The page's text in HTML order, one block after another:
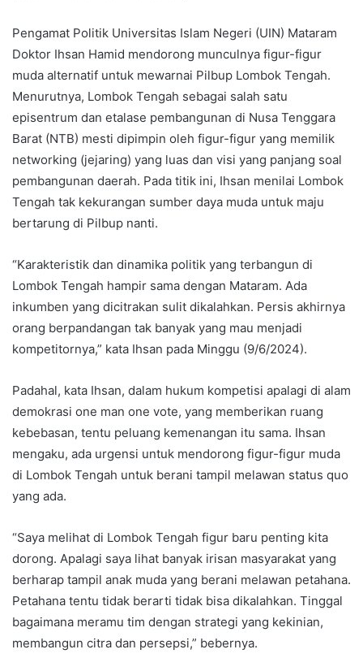
Pengamat Politik Universitas Islam Negeri (UIN) Mataram
Doktor Ihsan Hamid mendorong munculnya figur-figur
muda alternatif untuk mewarnai Pilbup Lombok Tengah.
Menurutnya, Lombok Tengah sebagai salah satu
episentrum dan etalase pembangunan di Nusa Tenggara
Barat (NTB) mesti dipimpin oleh figur-figur yang memilik
networking (jejaring) yang luas dan visi yang panjang soal
pembangunan daerah. Pada titik ini, Ihsan menilai Lombok
Tengah tak kekurangan sumber daya muda untuk maju
bertarung di Pilbup nanti.
“Karakteristik dan dinamika politik yang terbangun di
Lombok Tengah hampir sama dengan Mataram. Ada
inkumben yang dicitrakan sulit dikalahkan. Persis akhirnya
orang berpandangan tak banyak yang mau menjadi
kompetitornya,” kata Ihsan pada Minggu (9/6/2024).
Padahal, kata Ihsan, dalam hukum kompetisi apalagi di alam
demokrasi one man one vote, yang memberikan ruang
kebebasan, tentu peluang kemenangan itu sama. Ihsan
mengaku, ada urgensi untuk mendorong figur-figur muda
di Lombok Tengah untuk berani tampil melawan status quo
yang ada.
“Saya melihat di Lombok Tengah figur baru penting kita
dorong. Apalagi saya lihat banyak irisan masyarakat yang
berharap tampil anak muda yang berani melawan petahana.
Petahana tentu tidak berarti tidak bisa dikalahkan. Tinggal
bagaimana meramu tim dengan strategi yang kekinian,
membangun citra dan persepsi,” bebernya.